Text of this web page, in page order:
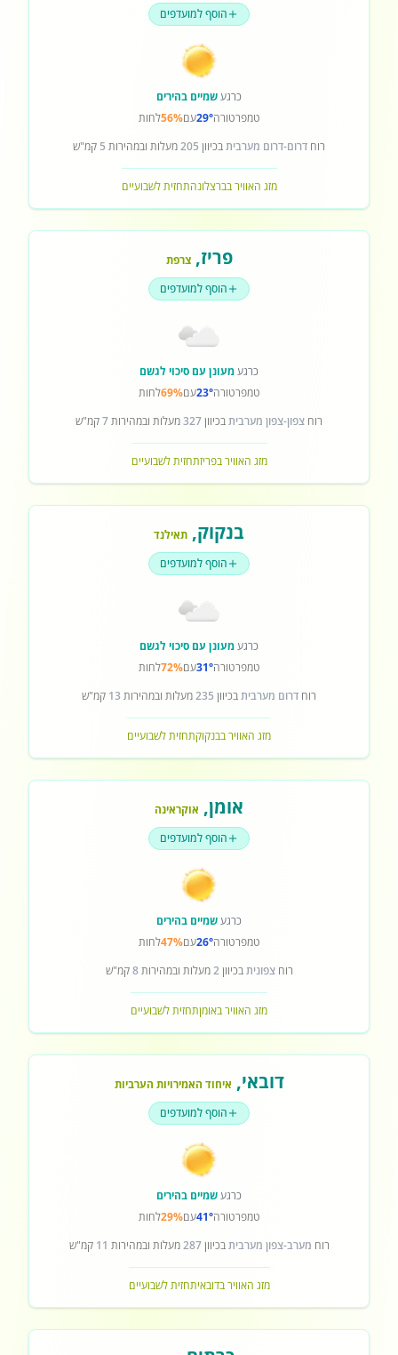
הוסף למועדפים
כרגעשמיים בהירים
טמפרטורה29°עם56%לחות
רוח דרום-דרום מערביתבכיוון 205מעלות ובמהירות 5 קמ"ש
מזג האוויר בברצלונהתחזית לשבועיים
פריז,צרפת
הוסף למועדפים
כרגעמעונן עם סיכוי לגשם
טמפרטורה23°עם69%לחות
רוח צפון-צפון מערביתבכיוון327מעלות ובמהירות7קמ"ש
מזג האוויר בפריזתחזית לשבועיים
בנקוק, תאילנד
הוסף למועדפים
כרגעמעונן עם סיכוי לגשם
טמפרטורה31°עם72%לחות
רוח דרום מערביתבכיוון 235מעלות ובמהירות 13 קמ"ש
מזג האוויר בבנקוקתחזית לשבועיים
אומן, אוקראינה
הוסף למועדפים
כרגעשמיים בהירים
טמפרטורה26°עם47%לחות
רוחצפוניתבכיוון2מעלות ובמהירות8קמ"ש
מזג האוויר באומןתחזית לשבועיים
דובאי, איחוד האמירויות הערביות
הוסף למועדפים
כרגעשמיים בהירים
טמפרטורה41°עם29%לחות
רוח מערב-צפון מערביתבכיוון287מעלות ובמהירות 11 קמ"ש
מזג האוויר בדובאיתחזית לשבועיים